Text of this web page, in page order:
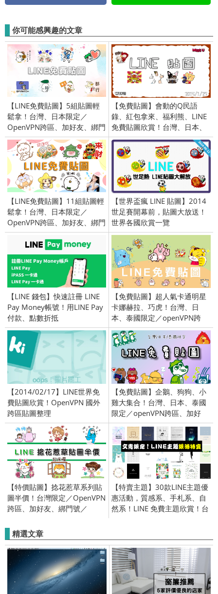
你可能感興趣的文章
【LINE免費貼圖】5組貼圖輕
鬆拿！台灣、日本限定／
OpenVPN跨區、加好友、綁門
號／2025/6/24
【免費貼圖】會動的Q民語
錄、紅包拿來、福利熊、LINE
免費貼圖欣賞！台灣、日本、
泰國限定／openVPN 跨區、加
官方好友／2015/1/27
【LINE免費貼圖】11組貼圖輕
鬆拿！台灣、日本限定／
OpenVPN跨區、加好友、綁門
號／2025/5/20
【世界盃瘋 LINE 貼圖】2014
世足賽開幕前，貼圖大放送！
世界各國欣賞一覽
【LINE 錢包】快速註冊 LINE
Pay Money帳號！用LINE Pay
付款、點數折抵
【免費貼圖】超人氣卡通明星
卡娜赫拉、巧虎！台灣、日
本、泰國限定／openVPN跨
區、加好友、綁門號／
2018/06/05
【2014/02/17】LINE世界免
費貼圖欣賞！OpenVPN 國外
跨區貼圖整理
【免費貼圖】企鵝、狗狗、小
雞大集合！台灣、日本、泰國
限定／openVPN跨區、加好
友、綁門號／2017/2/21
【特價貼圖】捻花惹草系列貼
圖半價！台灣限定／OpenVPN
跨區、加好友、綁門號／
【特賣主題】30款LINE主題優
惠活動，質感系、手札系、自
然系！LINE 免費主題欣賞！台
精選文章